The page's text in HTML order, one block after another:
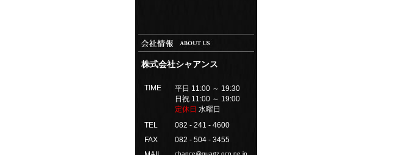
株式会社シャアンス
TIME
平日 11:00 ～ 19:30
日祝 11:00 ～ 19:00
定休日 水曜日
TEL
082 - 241 - 4600
FAX
082 - 504 - 3455
chance@quartz.ocn.ne.jp